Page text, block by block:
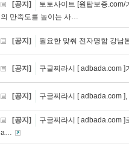
[공지]
토토사이트 [원탑보증
의 만족도를 높이는 사…
[공지] 필요한 맞춰 전자명함 강남
[공지] 구글찌라시 [ adbada.com ]
[공지] 구글찌라시 [ adbada.com
[공지]
구글찌라시 [ adbada.com ]
a…